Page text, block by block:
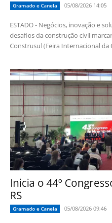
Gramado e Canela 05/08/2026 14:05
ESTADO - Negócios, inovação e
desafios da construção civil
Construsul (Feira Internacional da
Inicia o 44º
RS
Gramado e Canela 05/08/2026 09:46